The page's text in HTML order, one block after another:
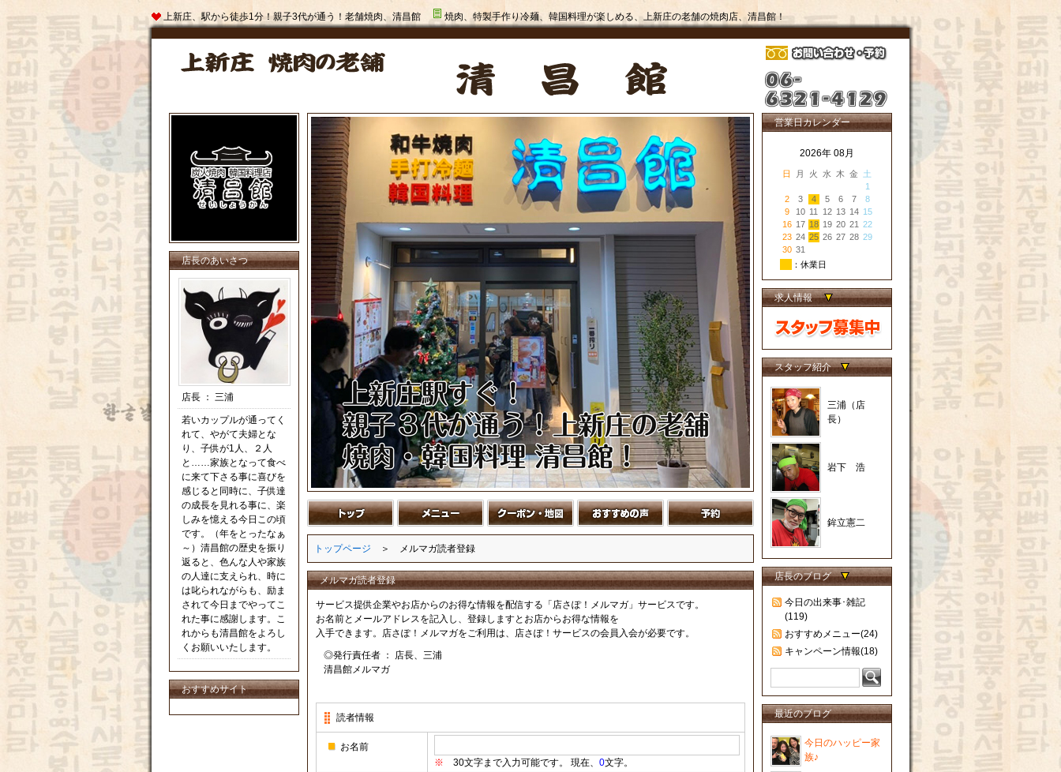
上新庄、駅から徒歩1分！親子3代が通う！老舗焼肉、清昌館 焼肉、特製手作り冷麺、韓国料理が楽しめる、上新庄の老舗の焼肉店、清昌館！
店長のあいさつ
店長 ： 三浦
若いカップルが通ってく
れて、やがて夫婦とな
り、子供が1人、２人
と……家族となって食べ
に来て下さる事に喜びを
感じると同時に、子供達
の成長を見れる事に、楽
しみを憶える今日この頃
です。（年をとったなぁ
～）清昌館の歴史を振り
返ると、色んな人や家族
の人達に支えられ、時に
は叱られながらも、励ま
されて今日までやってこ
れた事に感謝します。こ
れからも清昌館をよろし
くお願いいたします。
おすすめサイト
トップページ ＞ メルマガ読者登録
メルマガ読者登録
サービス提供企業やお店からのお得な情報を配信する「店さぽ！メルマガ」サービスです。
お名前とメールアドレスを記入し、登録しますとお店からお得な情報を
入手できます。店さぽ！メルマガをご利用は、店さぽ！サービスの会員入会が必要です。
◎発行責任者 ： 店長、三浦
清昌館メルマガ
読者情報
お名前
※ 30文字まで入力可能です。 現在、 0文字。
営業日カレンダー
2026年 08月
日 月 火 水 木 金
土
1
2
3 4 5 6 7
8
9
10 11 12 13 14 15
16 17 18 19 20 21 22
23 24 25 26 27 28 29
30 31
：休業日
求人情報
スタッフ紹介
三浦（店
長）
岩下 浩
鉾立憲二
店長のブログ
今日の出来事･雑記
(119)
おすすめメニュー(24)
キャンペーン情報(18)
最近のブログ
今日のハッピー家
族♪